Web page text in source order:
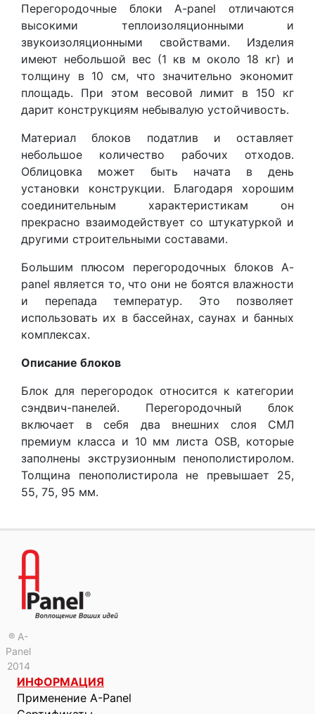
Перегородочные блоки A-panel отличаются
высокими теплоизоляционными и
звукоизоляционными свойствами. Изделия
имеют небольшой вес (1 кв м около 18 кг) и
толщину в 10 см, что значительно экономит
площадь. При этом весовой лимит в 150 кг
дарит конструкциям небывалую устойчивость.
Материал блоков податлив и оставляет
небольшое количество рабочих отходов.
Облицовка может быть начата в день
установки конструкции. Благодаря хорошим
соединительным характеристикам он
прекрасно взаимодействует со штукатуркой и
другими строительными составами.
Большим плюсом перегородочных блоков A-
panel является то, что они не боятся влажности
и перепада температур. Это позволяет
использовать их в бассейнах, саунах и банных
комплексах.
Описание блоков
Блок для перегородок относится к категории
сэндвич-панелей. Перегородочный блок
включает в себя два внешних слоя СМЛ
премиум класса и 10 мм листа OSB, которые
заполнены экструзионным пенополистиролом.
Толщина пенополистирола не превышает 25,
55, 75, 95 мм.
® A-
Panel
2014
ИНФОРМАЦИЯ
Применение A-Panel